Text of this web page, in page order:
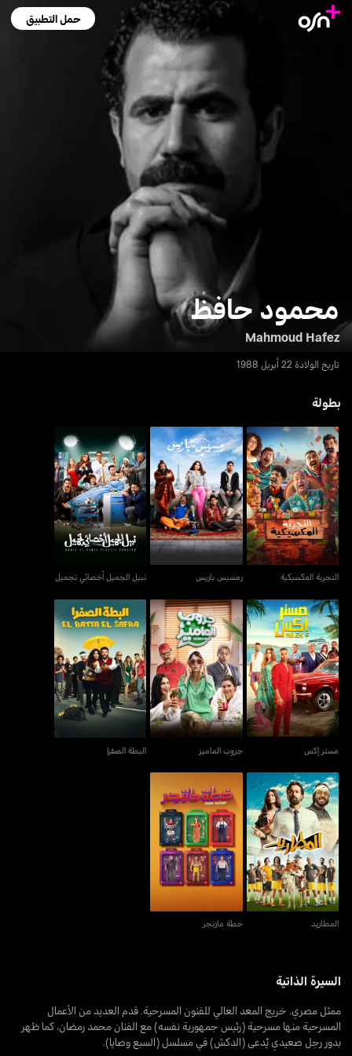
حمل التطبيق
محمود حافظ
Mahmoud Hafez
تاريخ الولادة 22 أبريل 1988
بطولة
التجربة المكسيكية
التجربة المكسيكية
رمسيس باريس
رمسيس باريس
نبيل الجميل أخصائي تجميل
نبيل الجميل أخصائي تجميل
مستر إكس
مستر إكس
جروب الماميز
جروب الماميز
البطة الصفرا
البطة الصفرا
المطاريد
المطاريد
خطة مازنجر
خطة مازنجر
السيرة الذاتية
ممثل مصري. خريج المعد العالي للفنون المسرحية. قدم العديد من الأعمال
المسرحية منها مسرحية (رئيس جمهورية نفسه) مع الفنان محمد رمضان، كما ظهر
بدور رجل صعيدي يُدعى (الدكش) في مسلسل (السبع وصايا).